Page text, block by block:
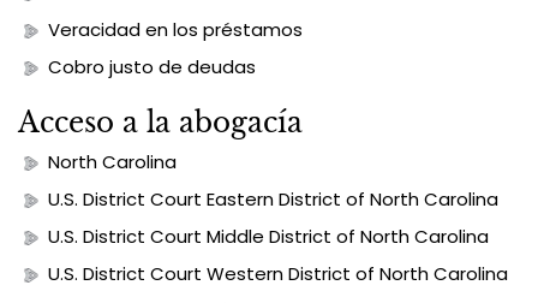
Veracidad en los préstamos
Cobro justo de deudas
Acceso a la abogacía
North Carolina
U.S. District Court Eastern District of North Carolina
U.S. District Court Middle District of North Carolina
U.S. District Court Western District of North Carolina